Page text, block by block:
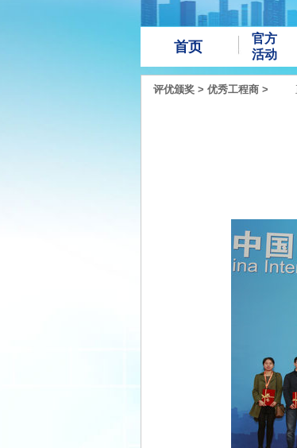
首页
官方
活动
评优颁奖 > 优秀工程商 >